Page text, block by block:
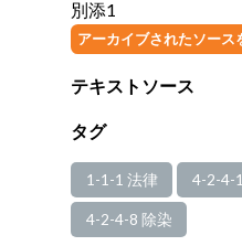
ENGLISH
別添1
アーカイブされたソース
テキストソース
タグ
1-1-1 法律 4-2-4-
4-2-4-8 除染